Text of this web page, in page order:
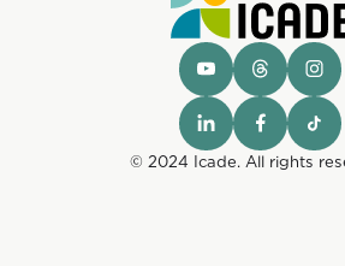
© 2024 Icade. All rights